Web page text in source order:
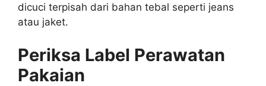
dicuci terpisah dari bahan tebal seperti jeans
atau jaket.
Periksa Label Perawatan
Pakaian